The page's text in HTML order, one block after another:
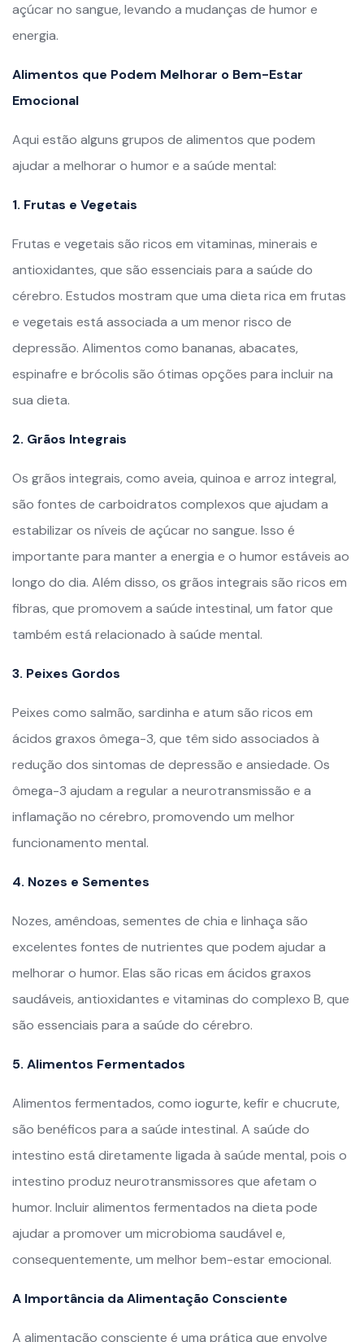
açúcar no sangue, levando a mudanças de humor e
energia.
Alimentos que Podem Melhorar o Bem-Estar
Emocional
Aqui estão alguns grupos de alimentos que podem
ajudar a melhorar o humor e a saúde mental:
1. Frutas e Vegetais
Frutas e vegetais são ricos em vitaminas, minerais e
antioxidantes, que são essenciais para a saúde do
cérebro. Estudos mostram que uma dieta rica em frutas
e vegetais está associada a um menor risco de
depressão. Alimentos como bananas, abacates,
espinafre e brócolis são ótimas opções para incluir na
sua dieta.
2. Grãos Integrais
Os grãos integrais, como aveia, quinoa e arroz integral,
são fontes de carboidratos complexos que ajudam a
estabilizar os níveis de açúcar no sangue. Isso é
importante para manter a energia e o humor estáveis ao
longo do dia. Além disso, os grãos integrais são ricos em
fibras, que promovem a saúde intestinal, um fator que
também está relacionado à saúde mental.
3. Peixes Gordos
Peixes como salmão, sardinha e atum são ricos em
ácidos graxos ômega-3, que têm sido associados à
redução dos sintomas de depressão e ansiedade. Os
ômega-3 ajudam a regular a neurotransmissão e a
inflamação no cérebro, promovendo um melhor
funcionamento mental.
4. Nozes e Sementes
Nozes, amêndoas, sementes de chia e linhaça são
excelentes fontes de nutrientes que podem ajudar a
melhorar o humor. Elas são ricas em ácidos graxos
saudáveis, antioxidantes e vitaminas do complexo B, que
são essenciais para a saúde do cérebro.
5. Alimentos Fermentados
Alimentos fermentados, como iogurte, kefir e chucrute,
são benéficos para a saúde intestinal. A saúde do
intestino está diretamente ligada à saúde mental, pois o
intestino produz neurotransmissores que afetam o
humor. Incluir alimentos fermentados na dieta pode
ajudar a promover um microbioma saudável e,
consequentemente, um melhor bem-estar emocional.
A Importância da Alimentação Consciente
A alimentação consciente é uma prática que envolve